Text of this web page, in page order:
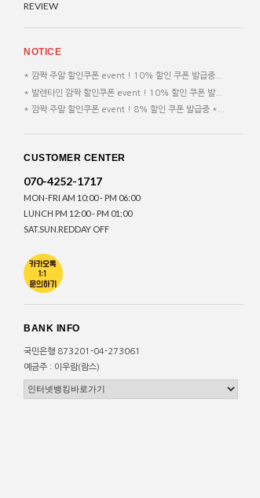
REVIEW
NOTICE
* 깜짝 주말 할인쿠폰 event ! 10% 할인 쿠폰 발급중...
* 발렌타인 깜짝 할인쿠폰 event ! 10% 할인 쿠폰 발...
* 깜짝 주말 할인쿠폰 event ! 8% 할인 쿠폰 발급중 *...
CUSTOMER CENTER
070-4252-1717
MON-FRI AM 10:00 - PM 06:00
LUNCH PM 12:00 - PM 01:00
SAT.SUN.REDDAY OFF
BANK INFO
국민은행 873201-04-273061
예금주 : 이우람(람스)